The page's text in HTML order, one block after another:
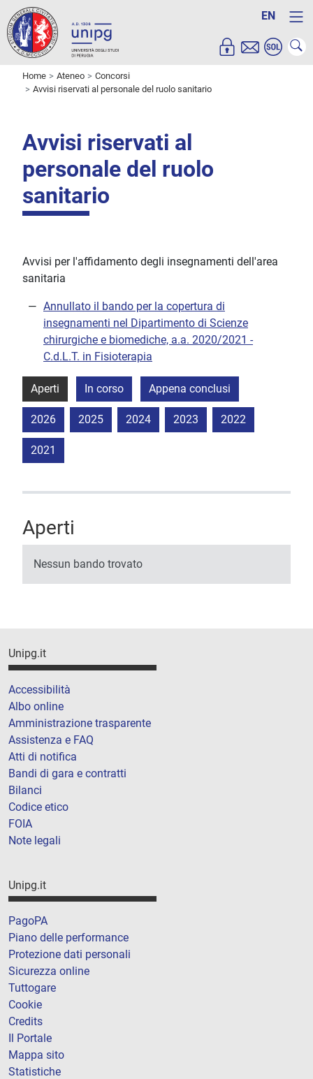
EN
Home Ateneo
Concorsi
Avvisi riservati al personale del ruolo sanitario
Avvisi riservati al
personale del ruolo
sanitario
Avvisi per l'affidamento degli insegnamenti dell'area
sanitaria
Annullato il bando per la copertura di
insegnamenti nel Dipartimento di Scienze
chirurgiche e biomediche, a.a. 2020/2021 -
C.d.L.T. in Fisioterapia
Aperti In corso Appena conclusi
2026 2025 2024 2023 2022
2021
Aperti
Nessun bando trovato
Unipg.it
Accessibilità
Albo online
Amministrazione trasparente
Assistenza e FAQ
Atti di notifica
Bandi di gara e contratti
Bilanci
Codice etico
FOIA
Note legali
Unipg.it
PagoPA
Piano delle performance
Protezione dati personali
Sicurezza online
Tuttogare
Cookie
Credits
Il Portale
Mappa sito
Statistiche